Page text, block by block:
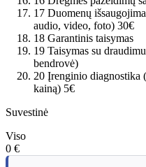
17 Duomenų
audio, video, foto) 30€
18 Garantinis taisymas
19 Taisymas su
bendrovė)
20 Įrenginio diagnostika
kainą) 5€
Suvestinė
Viso
0 €